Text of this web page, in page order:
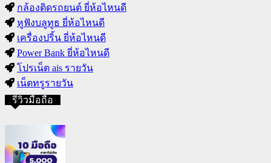
กล้องติดรถยนต์ ยี่ห้อไหนดี
หูฟังบลูทูธ ยี่ห้อไหนดี
เครื่องปริ้น ยี่ห้อไหนดี
Power Bank ยี่ห้อไหนดี
โปรเน็ต ais รายวัน
เน็ตทรูรายวัน
รีวิวมือถือ